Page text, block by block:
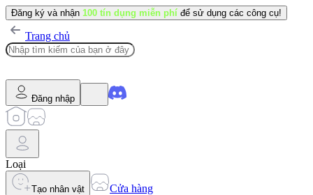
Đăng ký và nhận 100 tín dụng miễn phí để sử dụng các công cụ!
Trang chủ
Đăng nhập
Loại
Tạo nhân vật
Cửa hàng